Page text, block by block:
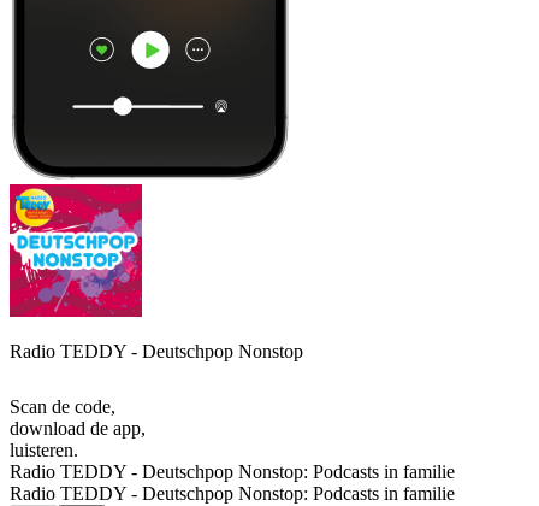
Radio TEDDY - Deutschpop Nonstop
Scan de code,
download de app,
luisteren.
Radio TEDDY - Deutschpop Nonstop: Podcasts in familie
Radio TEDDY - Deutschpop Nonstop: Podcasts in familie